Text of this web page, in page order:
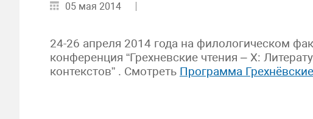
05 мая 2014
24-26 апреля 2014 года на филологическом
конференция “Грехневские чтения – X:
контекстов” . Смотреть Программа